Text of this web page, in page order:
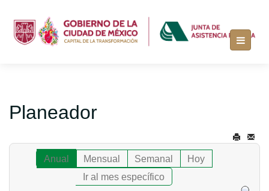
Planeador
Anual Mensual Semanal
Hoy
Ir al mes específico